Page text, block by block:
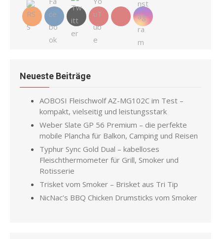
Neueste Beiträge
AOBOSI Fleischwolf AZ-MG102C im Test –
kompakt, vielseitig und leistungsstark
Weber Slate GP 56 Premium – die perfekte
mobile Plancha für Balkon, Camping und Reisen
Typhur Sync Gold Dual – kabelloses
Fleischthermometer für Grill, Smoker und
Rotisserie
Trisket vom Smoker – Brisket aus Tri Tip
NicNac’s BBQ Chicken Drumsticks vom Smoker